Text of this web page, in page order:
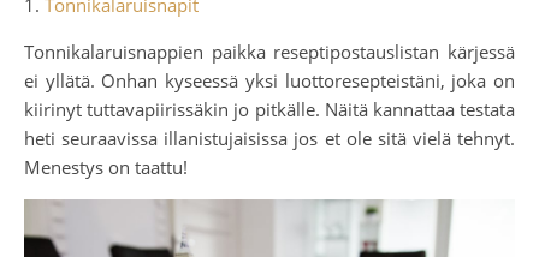
Tonnikalaruisnappien paikka reseptipostauslistan kärjessä
ei yllätä. Onhan kyseessä yksi luottoresepteistäni, joka on
kiirinyt tuttavapiirissäkin jo pitkälle. Näitä kannattaa testata
heti seuraavissa illanistujaisissa jos et ole sitä vielä tehnyt.
Menestys on taattu!